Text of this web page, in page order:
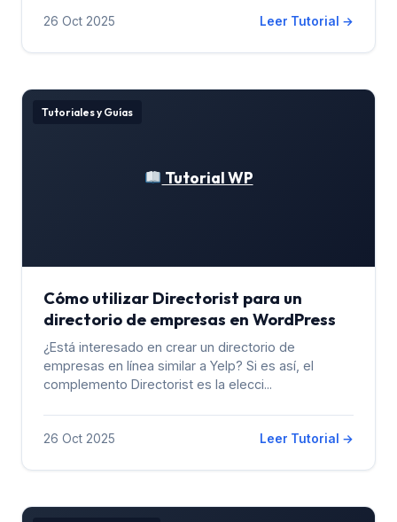
26 Oct 2025 Leer Tutorial →
Tutorial WP
Tutoriales y Guías
Cómo utilizar Directorist para un
directorio de empresas en WordPress
¿Está interesado en crear un directorio de
empresas en línea similar a Yelp? Si es así, el
complemento Directorist es la elecci...
26 Oct 2025 Leer Tutorial →